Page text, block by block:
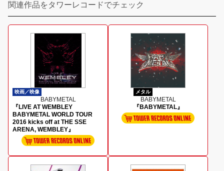
関連作品をタワーレコードでチェック
映画／映像
BABYMETAL
『LIVE AT WEMBLEY
BABYMETAL WORLD TOUR
2016 kicks off at THE SSE
ARENA, WEMBLEY』
メタル
BABYMETAL
『BABYMETAL』